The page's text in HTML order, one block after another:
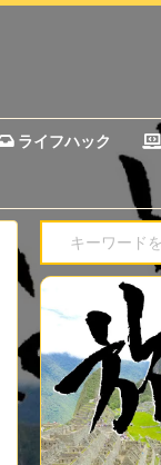
ライフハック